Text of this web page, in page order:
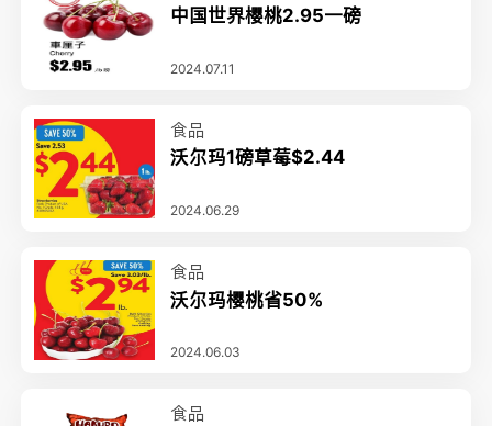
中国世界樱桃2.95一磅
2024.07.11
食品
沃尔玛1磅草莓$2.44
2024.06.29
食品
沃尔玛樱桃省50%
2024.06.03
食品